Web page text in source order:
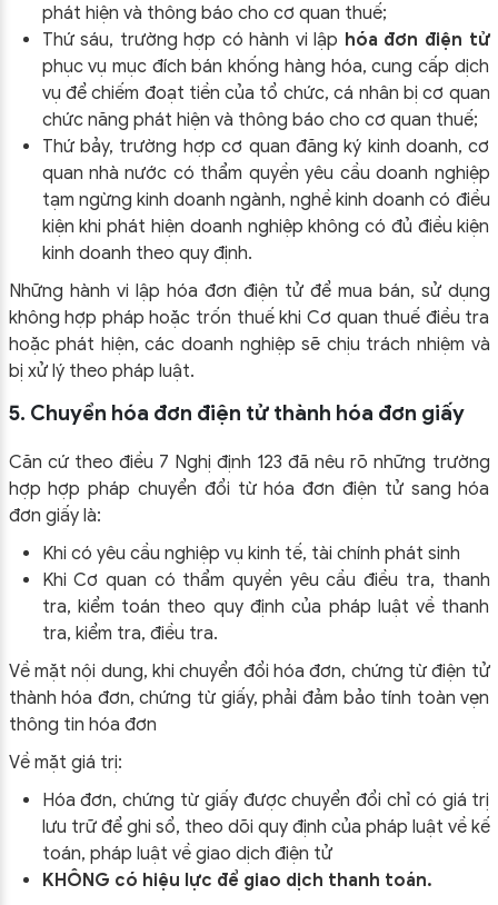
phát hiện và thông báo cho cơ quan thuế;
Thứ sáu, trường hợp có hành vi lập hóa đơn điện tử
phục vụ mục đích bán khống hàng hóa, cung cấp dịch
vụ để chiếm đoạt tiền của tổ chức, cá nhân bị cơ quan
chức năng phát hiện và thông báo cho cơ quan thuế;
Thứ bảy, trường hợp cơ quan đăng ký kinh doanh, cơ
quan nhà nước có thẩm quyền yêu cầu doanh nghiệp
tạm ngừng kinh doanh ngành, nghề kinh doanh có điều
kiện khi phát hiện doanh nghiệp không có đủ điều kiện
kinh doanh theo quy định.
Những hành vi lập hóa đơn điện tử để mua bán, sử dụng
không hợp pháp hoặc trốn thuế khi Cơ quan thuế điều tra
hoặc phát hiện, các doanh nghiệp sẽ chịu trách nhiệm và
bị xử lý theo pháp luật.
5. Chuyển hóa đơn điện tử thành hóa đơn giấy
Căn cứ theo điều 7 Nghị định 123 đã nêu rõ những trường
hợp hợp pháp chuyển đổi từ hóa đơn điện tử sang hóa
đơn giấy là:
Khi có yêu cầu nghiệp vụ kinh tế, tài chính phát sinh
Khi Cơ quan có thẩm quyền yêu cầu điều tra, thanh
tra, kiểm toán theo quy định của pháp luật về thanh
tra, kiểm tra, điều tra.
Về mặt nội dung, khi chuyển đổi hóa đơn, chứng từ điện tử
thành hóa đơn, chứng từ giấy, phải đảm bảo tính toàn vẹn
thông tin hóa đơn
Về mặt giá trị:
Hóa đơn, chứng từ giấy được chuyển đổi chỉ có giá trị
lưu trữ để ghi sổ, theo dõi quy định của pháp luật về kế
toán, pháp luật về giao dịch điện tử
KHÔNG có hiệu lực để giao dịch thanh toán.